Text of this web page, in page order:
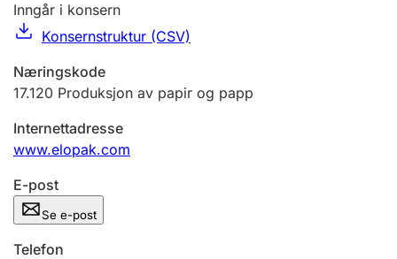
Inngår i konsern
Konsernstruktur (CSV)
Næringskode
17.120 Produksjon av papir og papp
Internettadresse
www.elopak.com
E-post
Se e-post
Telefon